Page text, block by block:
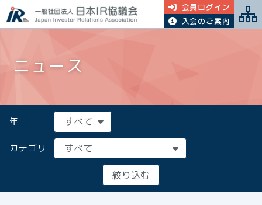
会員ログイン
入会のご案内
ニュース
年
カテゴリ